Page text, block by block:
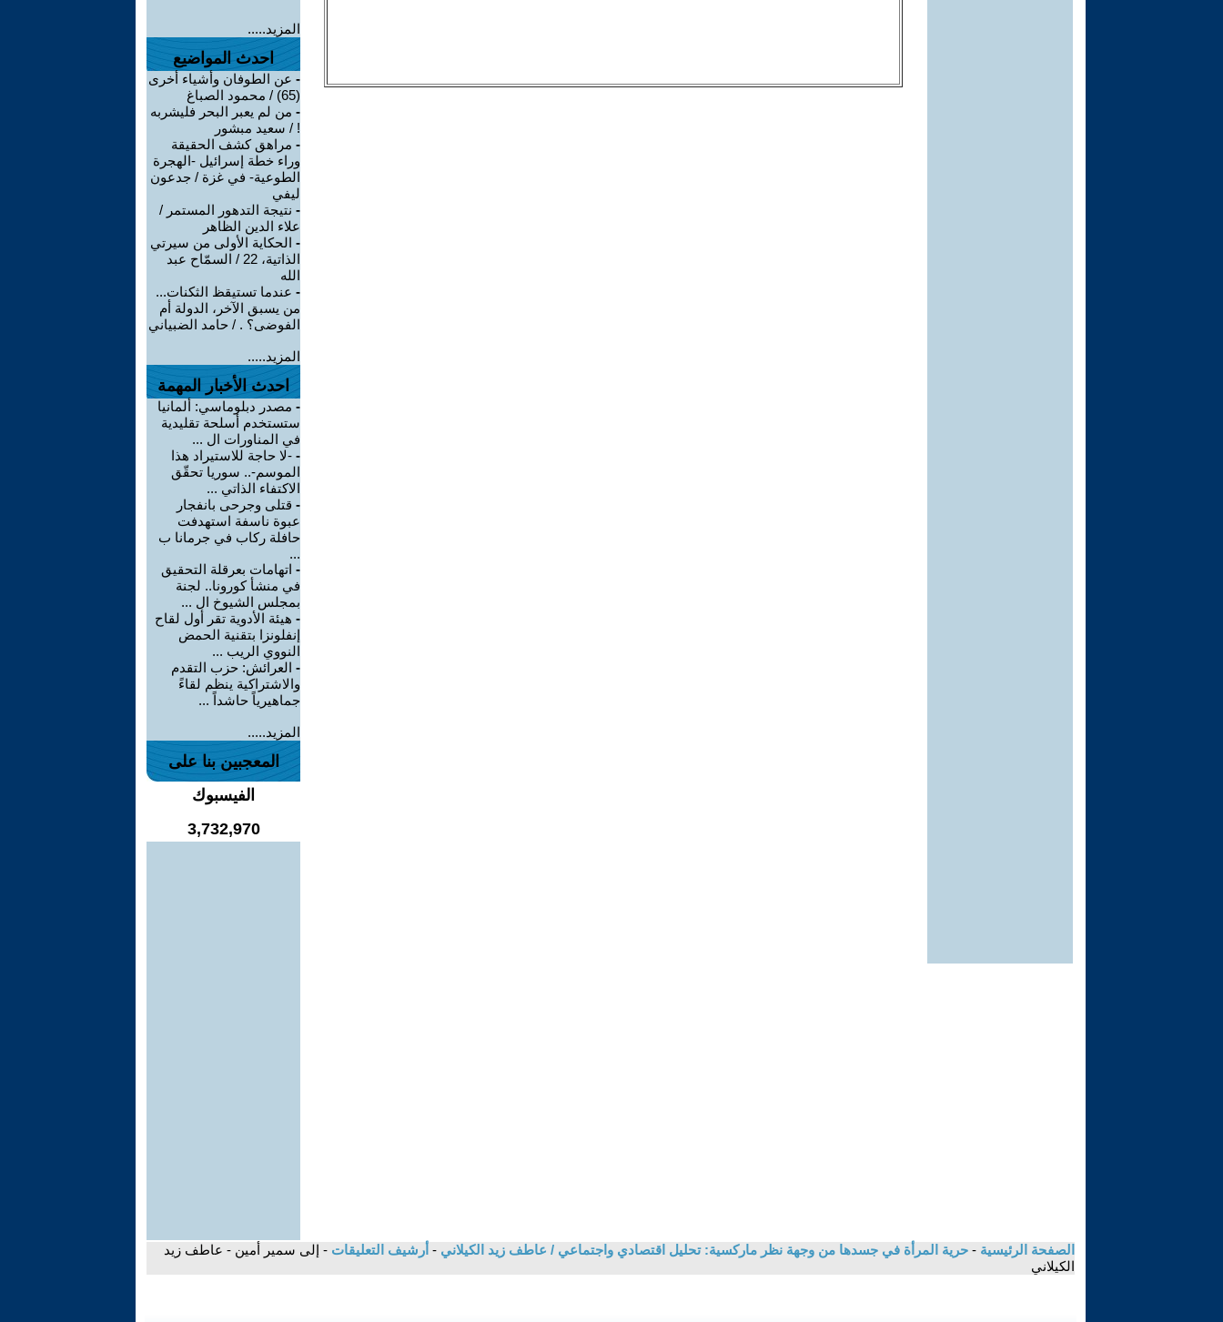
المزيد.....
احدث المواضيع
- عن الطوفان وأشياء أخرى
(65) / محمود الصباغ
- من لم يعبر البحر فليشربه
! / سعيد مبشور
- مراهق كشف الحقيقة
وراء خطة إسرائيل -الهجرة
الطوعية- في غزة / جدعون
ليفي
- نتيجة التدهور المستمر /
علاء الدين الظاهر
- الحكاية الأولى من سيرتي
الذاتية، 22 / السمّاح عبد
الله
- عندما تستيقظ الثكنات...
من يسبق الآخر، الدولة أم
الفوضى؟ . / حامد الضبياني
المزيد.....
احدث الأخبار المهمة
- مصدر دبلوماسي: ألمانيا
ستستخدم أسلحة تقليدية
في المناورات ال ...
- -لا حاجة للاستيراد هذا
الموسم-.. سوريا تحقّق
الاكتفاء الذاتي ...
- قتلى وجرحى بانفجار
عبوة ناسفة استهدفت
حافلة ركاب في جرمانا ب
...
- اتهامات بعرقلة التحقيق
في منشأ كورونا.. لجنة
بمجلس الشيوخ ال ...
- هيئة الأدوية تقر أول لقاح
إنفلونزا بتقنية الحمض
النووي الريب ...
- العرائش: حزب التقدم
والاشتراكية ينظم لقاءً
جماهيرياً حاشداً ...
المزيد.....
المعجبين بنا على
الفيسبوك
3,732,970
الصفحة الرئيسية - حرية المرأة في جسدها من وجهة نظر ماركسية: تحليل اقتصادي واجتماعي / عاطف زيد الكيلاني - أرشيف التعليقات - إلى سمير أمين - عاطف زيد
الكيلاني